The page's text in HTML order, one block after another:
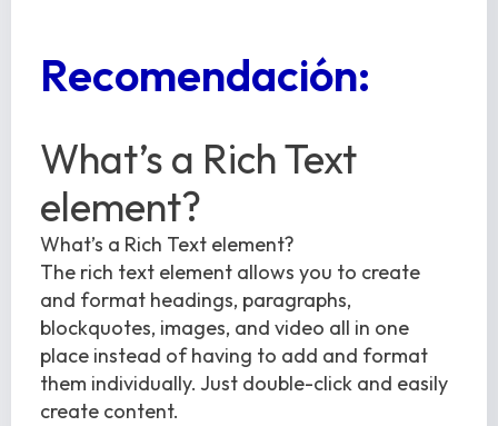
Recomendación:
What’s a Rich Text
element?
What’s a Rich Text element?
The rich text element allows you to create
and format headings, paragraphs,
blockquotes, images, and video all in one
place instead of having to add and format
them individually. Just double-click and easily
create content.